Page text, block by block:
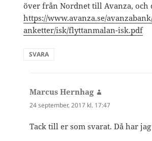
över från Nordnet till Avanza, och
https://www.avanza.se/
anketter/isk/flyttanmalan-isk.pdf
SVARA
Marcus Hernhag
24 september, 2017 kl. 17:47
Tack till er som svarat. Då har